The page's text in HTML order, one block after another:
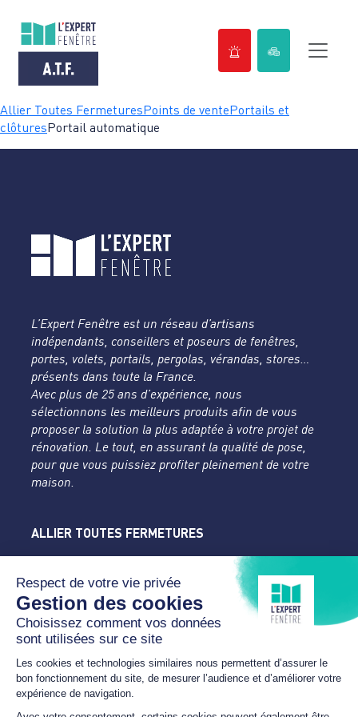
Passer
au
Allier Toutes FermeturesPoints de ventePortails et
clôturesPortail automatique
L’Expert Fenêtre est un réseau d’artisans
indépendants, conseillers et poseurs de fenêtres,
portes, volets, portails, pergolas, vérandas, stores…
présents dans toute la France.
Avec plus de 25 ans d’expérience, nous
sélectionnons les meilleurs produits afin de vous
proposer la solution la plus adaptée à votre projet de
rénovation. Le tout, en assurant la qualité de pose,
pour que vous puissiez profiter pleinement de votre
maison.
ALLIER TOUTES FERMETURES
Allier
Rue du Parc de la Mothe
03400 YZEURE
lexpertfenetre-atf@orange.fr